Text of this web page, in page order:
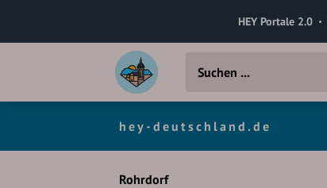
HEY Portale 2.0
hey-deutschland.de
Rohrdorf